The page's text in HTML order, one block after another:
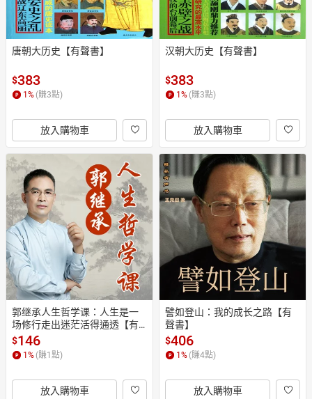
唐朝大历史【有聲書】
$383
1% (賺3點)
放入購物車
汉朝大历史【有聲書】
$383
1% (賺3點)
放入購物車
郭继承人生哲学课：人生是一
场修行走出迷茫活得通透【有
聲書】
$146
1 % (賺1 點)
放入購物車
譬如登山：我的成长之路【有
聲書】
$406
1 % (賺4點)
放入購物車